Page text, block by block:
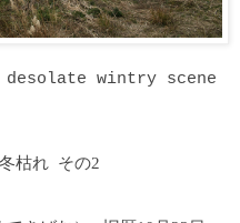
wintry scene
れ その2